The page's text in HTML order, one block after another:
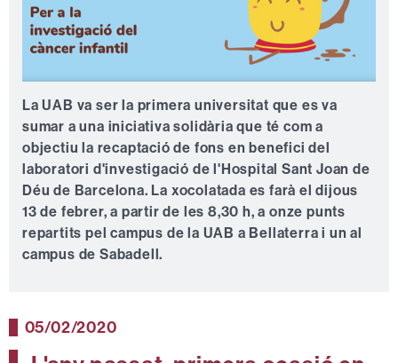
La UAB va ser la primera universitat que es va
sumar a una iniciativa solidària que té com a
objectiu la recaptació de fons en benefici del
laboratori d'investigació de l'Hospital Sant Joan de
Déu de Barcelona. La xocolatada es farà el dijous
13 de febrer, a partir de les 8,30 h, a onze punts
repartits pel campus de la UAB a Bellaterra i un al
campus de Sabadell.
05/02/2020